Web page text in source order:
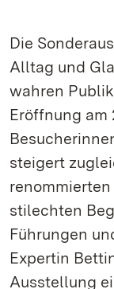
Die
Alltag und
wahren
Eröffnung am
steigert
stilechten
Führungen
Expertin
Ausstellung